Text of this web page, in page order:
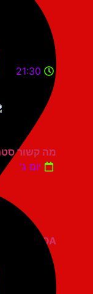
21:30
מה קשור סטנדאפ
יום ג'